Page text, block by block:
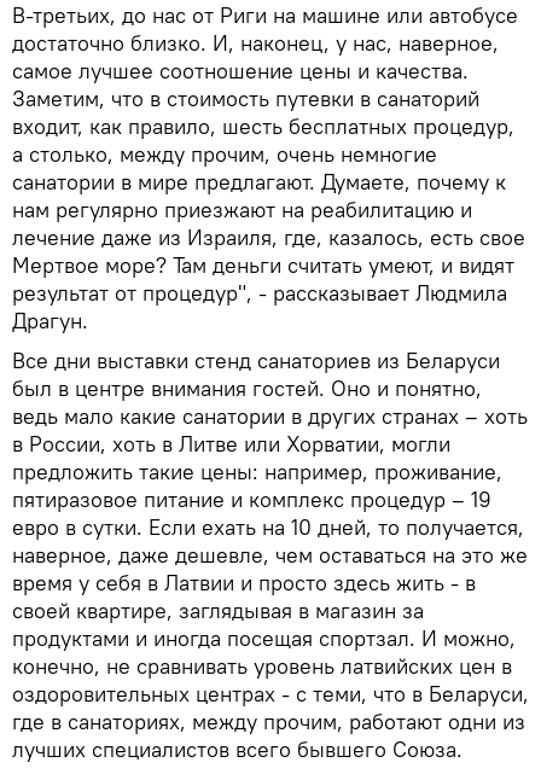
В-третьих, до нас от Риги на машине или автобусе
достаточно близко. И, наконец, у нас, наверное,
самое лучшее соотношение цены и качества.
Заметим, что в стоимость путевки в санаторий
входит, как правило, шесть бесплатных процедур,
а столько, между прочим, очень немногие
санатории в мире предлагают. Думаете, почему к
нам регулярно приезжают на реабилитацию и
лечение даже из Израиля, где, казалось, есть свое
Мертвое море? Там деньги считать умеют, и видят
результат от процедур", - рассказывает Людмила
Драгун.
Все дни выставки стенд санаториев из Беларуси
был в центре внимания гостей. Оно и понятно,
ведь мало какие санатории в других странах – хоть
в России, хоть в Литве или Хорватии, могли
предложить такие цены: например, проживание,
пятиразовое питание и комплекс процедур – 19
евро в сутки. Если ехать на 10 дней, то получается,
наверное, даже дешевле, чем оставаться на это же
время у себя в Латвии и просто здесь жить - в
своей квартире, заглядывая в магазин за
продуктами и иногда посещая спортзал. И можно,
конечно, не сравнивать уровень латвийских цен в
оздоровительных центрах - с теми, что в Беларуси,
где в санаториях, между прочим, работают одни из
лучших специалистов всего бывшего Союза.